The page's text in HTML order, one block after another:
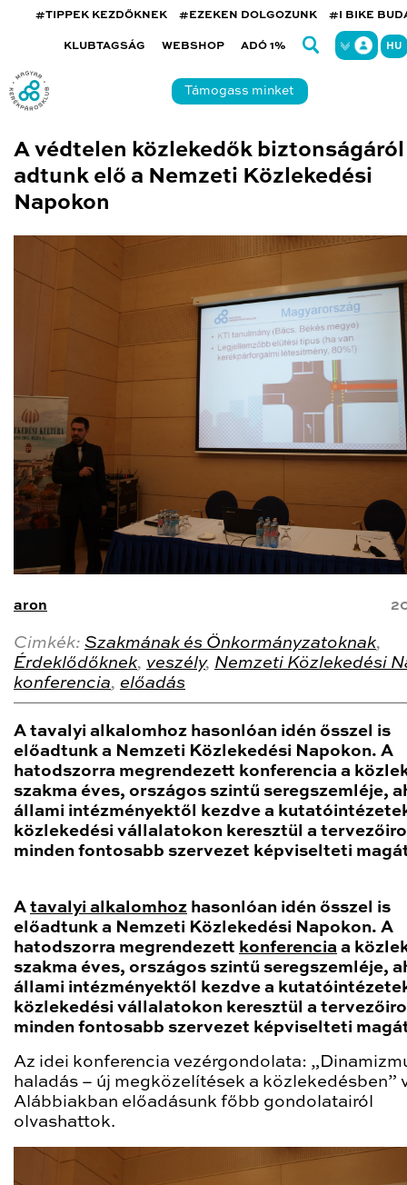
#TIPPEK KEZDŐKNEK #EZEKEN DOLGOZUNK #I BIKE
KLUBTAGSÁG WEBSHOP ADÓ 1% HU
Támogass minket
A védtelen közlekedők biztonságáról
adtunk elő a Nemzeti Közlekedési
Napokon
aron
Cimkék: Szakmának és Önkormányzatoknak,
Érdeklődőknek, veszély, Nemzeti Közlekedési
konferencia, előadás
A tavalyi alkalomhoz hasonlóan idén ősszel is
előadtunk a Nemzeti Közlekedési Napokon. A
hatodszorra megrendezett konferencia a
szakma éves, országos szintű seregszemléje,
állami intézményektől kezdve a
közlekedési vállalatokon keresztül a
minden fontosabb szervezet képviselteti
A tavalyi alkalomhoz hasonlóan idén ősszel is
előadtunk a Nemzeti Közlekedési Napokon. A
hatodszorra megrendezett konferencia a
szakma éves, országos szintű seregszemléje,
állami intézményektől kezdve a
közlekedési vállalatokon keresztül a
minden fontosabb szervezet képviselteti
Az idei konferencia vezérgondolata:
haladás – új megközelítések a közlekedésben”
Alábbiakban előadásunk főbb gondolatairól
olvashattok.